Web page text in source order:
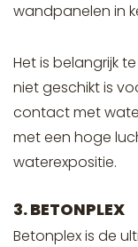
wandpanelen in
Het is belangrijk
niet geschikt is
contact met
met een hoge
waterexpositie.
3. BETONPLEX
Betonplex is de